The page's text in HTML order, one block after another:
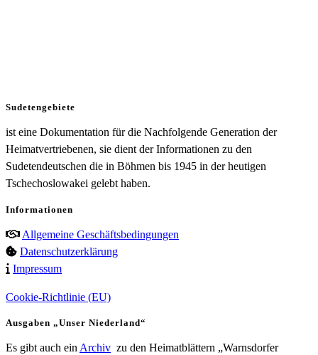
Sudetengebiete
ist eine Dokumentation für die Nachfolgende Generation der
Heimatvertriebenen, sie dient der Informationen zu den
Sudetendeutschen die in Böhmen bis 1945 in der heutigen
Tschechoslowakei gelebt haben.
Informationen
Allgemeine Geschäftsbedingungen
Datenschutzerklärung
Impressum
Cookie-Richtlinie (EU)
Ausgaben „Unser Niederland“
Es gibt auch einArchiv zu den Heimatblättern „Warnsdorfer